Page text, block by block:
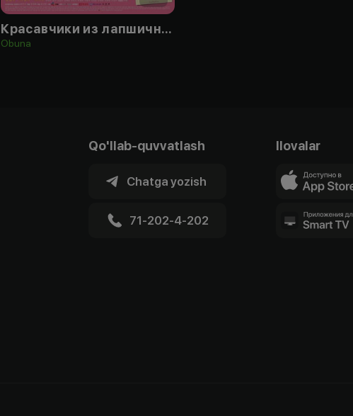
Красавчики из лапшичной
Obuna
Qo'llab-quvvatlash
Chatga yozish
71-202-4-202
Ilovalar